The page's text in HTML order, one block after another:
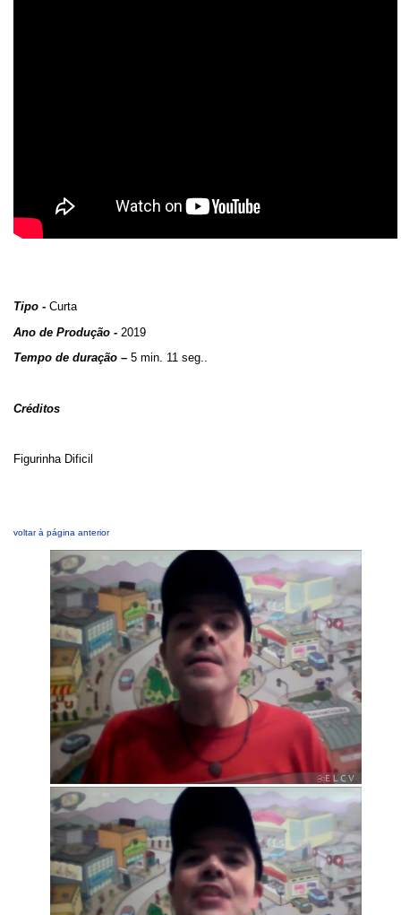
Tipo - Curta
Ano de Produção - 2019
Tempo de duração – 5 min. 11 seg..
Créditos
Figurinha Dificil
voltar à página anterior